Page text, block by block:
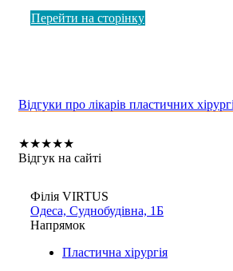
Перейти на сторінку
Відгуки про лікарів пластичних
★★★★★
Відгук на сайті
Філія VIRTUS
Одеса, Суднобудівна, 1Б
Напрямок
Пластична хірургія